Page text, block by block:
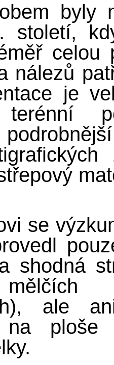
byly
století,
celou
nálezů
je
terénní
se
shodná
ale
na ploše